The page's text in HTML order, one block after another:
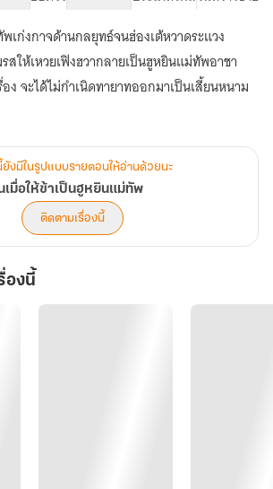
ฮู
หยิน
แม่ทัพ
เก่งกาจด้านกลยุทธ์จนฮ่องเต้หวาดระแวง
สให้เหวยเฟิงฮวากลายเป็นฮูหยินแม่ทัพอาชา
ง จะได้ไม่กำเนิดทายาทออกมาเป็นเสี้ยนหนาม
ยังมีในรูปแบบรายตอนให้อ่านด้วยนะ
เมื่อให้ข้าเป็นฮูหยินแม่ทัพ
ติดตามเรื่องนี้
องนี้